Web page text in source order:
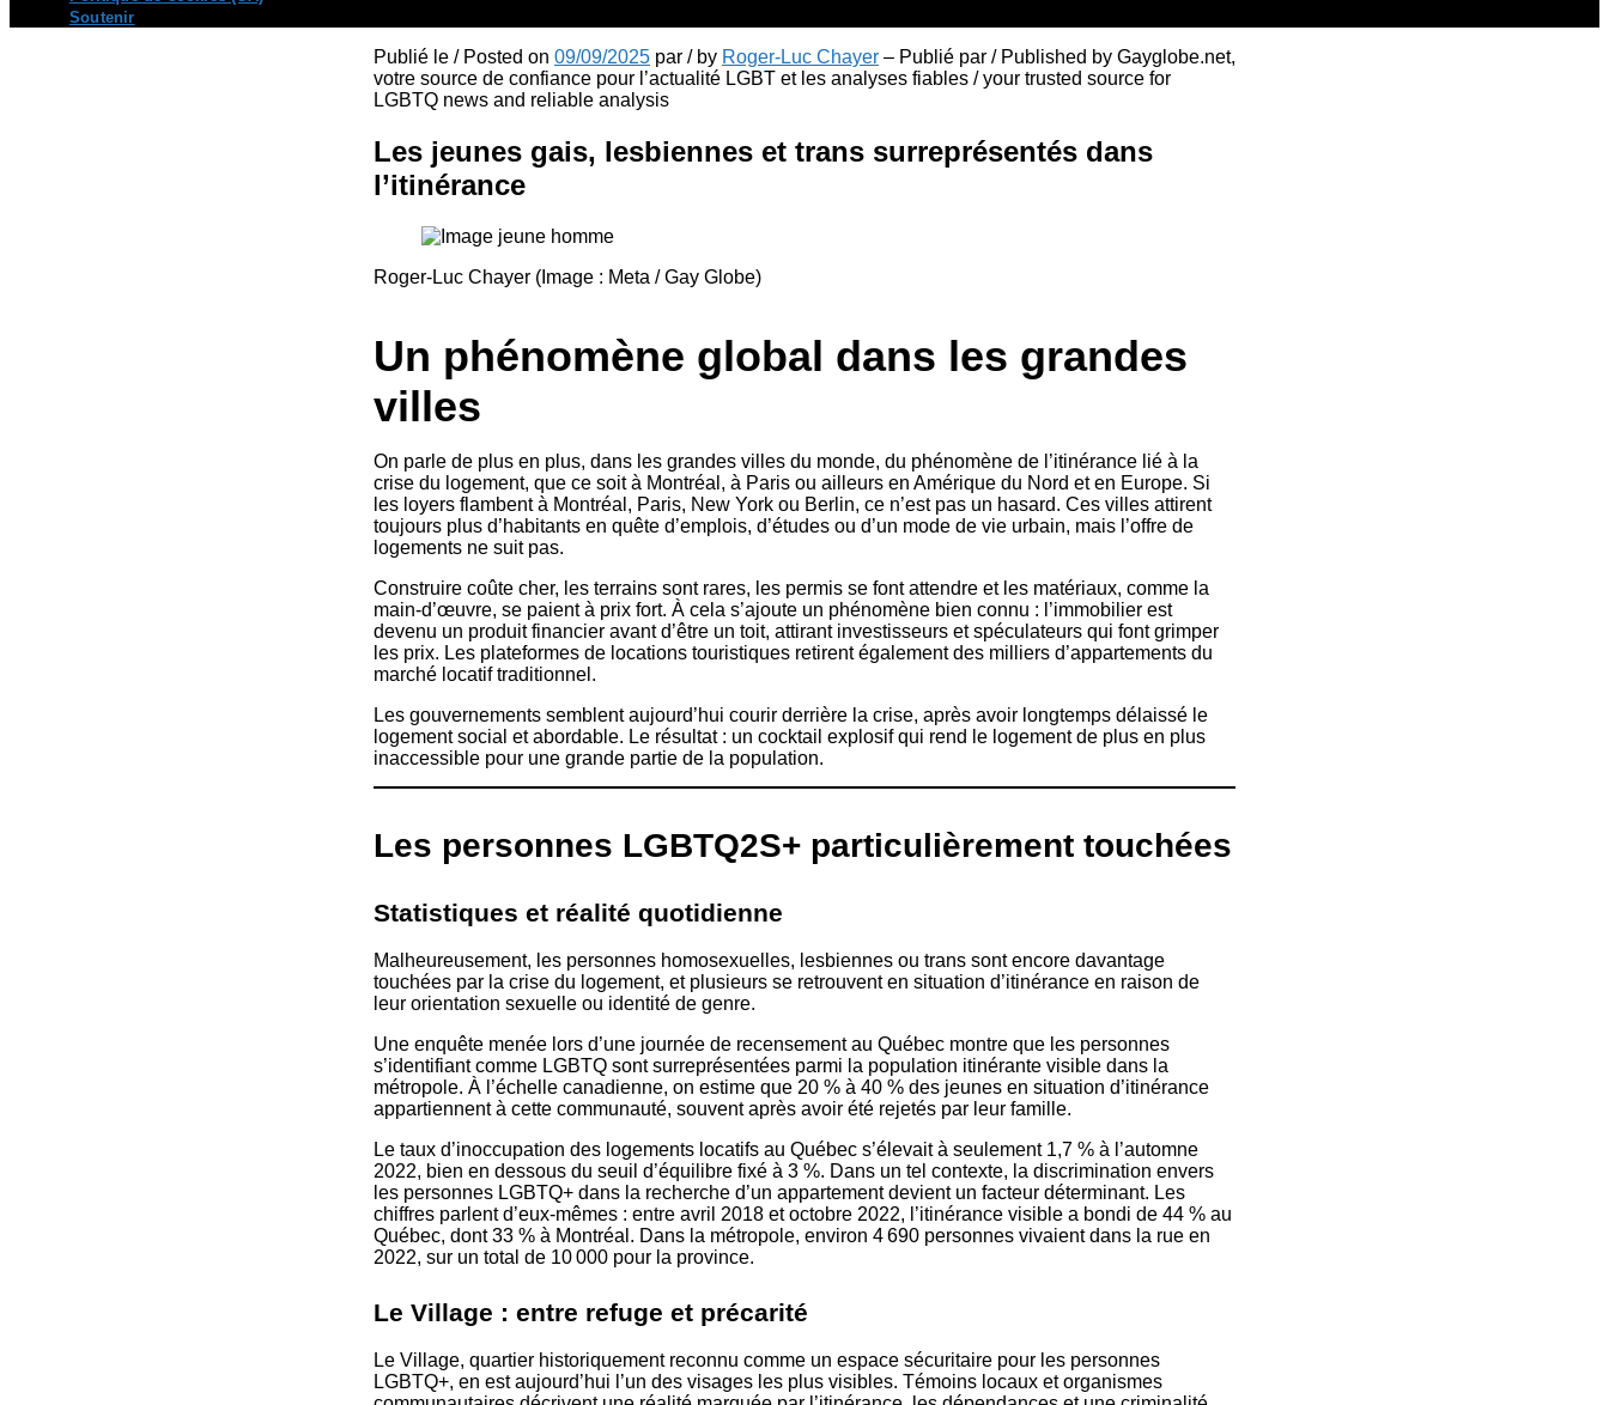
Soutenir
Publié le / Posted on 09/09/2025 par / by Roger-Luc Chayer – Publié par / Published by Gayglobe.net,
votre source de confiance pour l’actualité LGBT et les analyses fiables / your trusted source for
LGBTQ news and reliable analysis
Les jeunes gais, lesbiennes et trans surreprésentés dans
l’itinérance
Roger-Luc Chayer (Image : Meta / Gay Globe)
Un phénomène global dans les grandes
villes
On parle de plus en plus, dans les grandes villes du monde, du phénomène de l’itinérance lié à la
crise du logement, que ce soit à Montréal, à Paris ou ailleurs en Amérique du Nord et en Europe. Si
les loyers flambent à Montréal, Paris, New York ou Berlin, ce n’est pas un hasard. Ces villes attirent
toujours plus d’habitants en quête d’emplois, d’études ou d’un mode de vie urbain, mais l’offre de
logements ne suit pas.
Construire coûte cher, les terrains sont rares, les permis se font attendre et les matériaux, comme la
main-d’œuvre, se paient à prix fort. À cela s’ajoute un phénomène bien connu : l’immobilier est
devenu un produit financier avant d’être un toit, attirant investisseurs et spéculateurs qui font grimper
les prix. Les plateformes de locations touristiques retirent également des milliers d’appartements du
marché locatif traditionnel.
Les gouvernements semblent aujourd’hui courir derrière la crise, après avoir longtemps délaissé le
logement social et abordable. Le résultat : un cocktail explosif qui rend le logement de plus en plus
inaccessible pour une grande partie de la population.
Les personnes LGBTQ2S+ particulièrement touchées
Statistiques et réalité quotidienne
Malheureusement, les personnes homosexuelles, lesbiennes ou trans sont encore davantage
touchées par la crise du logement, et plusieurs se retrouvent en situation d’itinérance en raison de
leur orientation sexuelle ou identité de genre.
Une enquête menée lors d’une journée de recensement au Québec montre que les personnes
s’identifiant comme LGBTQ sont surreprésentées parmi la population itinérante visible dans la
métropole. À l’échelle canadienne, on estime que 20 % à 40 % des jeunes en situation d’itinérance
appartiennent à cette communauté, souvent après avoir été rejetés par leur famille.
Le taux d’inoccupation des logements locatifs au Québec s’élevait à seulement 1,7 % à l’automne
2022, bien en dessous du seuil d’équilibre fixé à 3 %. Dans un tel contexte, la discrimination envers
les personnes LGBTQ+ dans la recherche d’un appartement devient un facteur déterminant. Les
chiffres parlent d’eux-mêmes : entre avril 2018 et octobre 2022, l’itinérance visible a bondi de 44 % au
Québec, dont 33 % à Montréal. Dans la métropole, environ 4 690 personnes vivaient dans la rue en
2022, sur un total de 10 000 pour la province.
Le Village : entre refuge et précarité
Le Village, quartier historiquement reconnu comme un espace sécuritaire pour les personnes
LGBTQ+, en est aujourd’hui l’un des visages les plus visibles. Témoins locaux et organismes